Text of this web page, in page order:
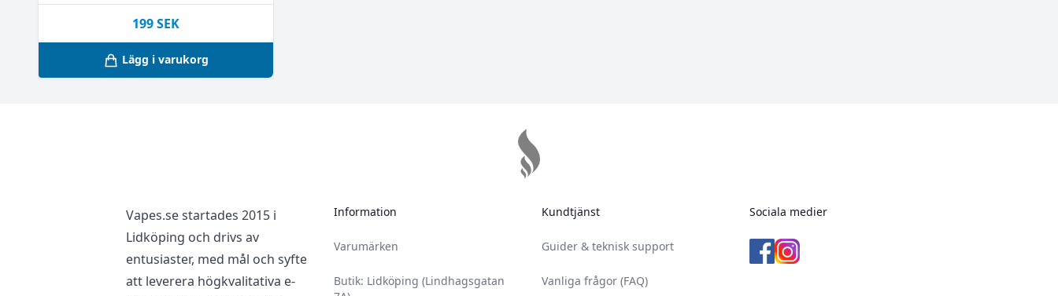
199SEK
Lägg i varukorg
Vapes.se startades 2015 i
Lidköping och drivs av
entusiaster, med mål och syfte
att leverera högkvalitativa e-
Information
Varumärken
Butik: Lidköping (Lindhagsgatan
Kundtjänst
Guider & teknisk support
Vanliga frågor (FAQ)
Sociala medier